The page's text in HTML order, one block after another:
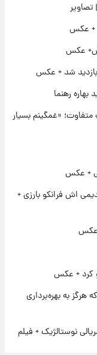
رسما تمام شد +
آبی ها با رامین!
تمجید از حردانی به
شد
+ عکس
عکس
رهنما
«غمگینم بسیار
+ عکس
اش فرانکو بارزی +
عکس
کرد + عکس
به بهره‌برداری
نوستالژیک + فیلم